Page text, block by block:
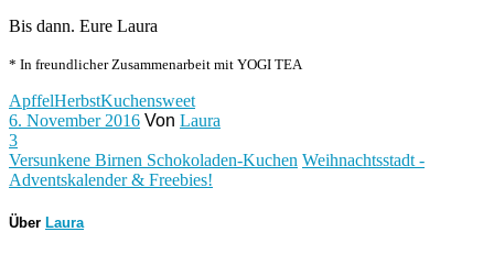
Bis dann. Eure Laura
* In freundlicher Zusammenarbeit mit YOGI TEA
ApffelHerbstKuchensweet
6. November 2016 Von Laura
3
Versunkene Birnen Schokoladen-Kuchen Weihnachtsstadt -
Adventskalender & Freebies!
Über Laura